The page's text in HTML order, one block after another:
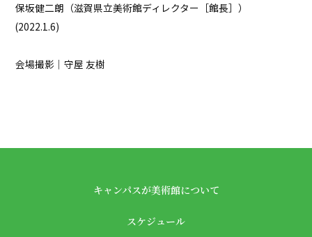
保坂健二朗（滋賀県立美術館ディレクター［館長］）
(2022.1.6)
会場撮影｜守屋 友樹
キャンパスが美術館について
スケジュール